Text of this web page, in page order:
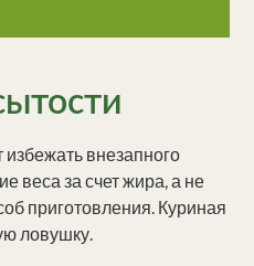
внезапного
веса за счет жира, а не
приготовления. Куриная
ловушку.